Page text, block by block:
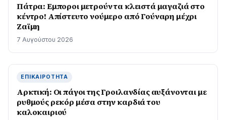
Πάτρα: Εμποροι μετρούν τα κλειστά μαγαζιά στο
κέντρο! Απίστευτο νούμερο από Γούναρη μέχρι
Ζαϊμη
7 Αυγούστου 2026
ΕΠΙΚΑΙΡΌΤΗΤΑ
Αρκτική: Οι πάγοι της Γροιλανδίας αυξάνονται με
ρυθμούς ρεκόρ μέσα στην καρδιά του
καλοκαιριού